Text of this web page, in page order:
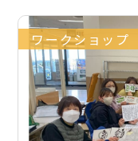
ワークショップ